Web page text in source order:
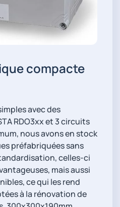
compacte
avec des
RDO3xx et 3 circuits
nous avons en stock
préfabriquées sans
celles-ci
mais aussi
ce qui les rend
à la rénovation de